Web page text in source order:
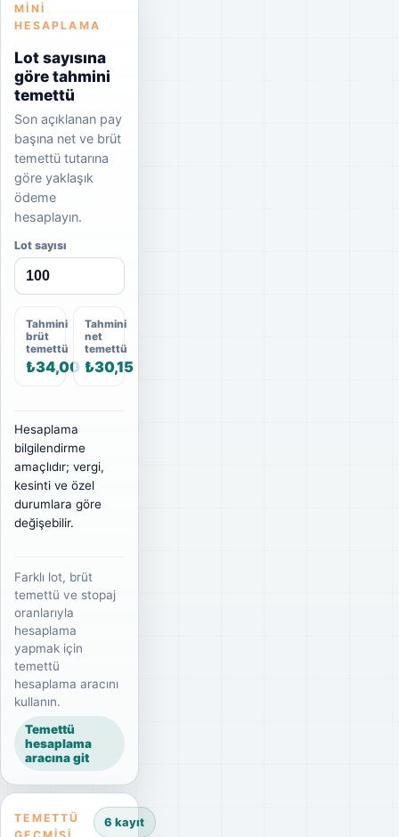
MINI
HESAPLAMA
Lot sayısına
göre tahmini
temettü
Son açıklanan pay
başına net ve brüt
temettü tutarına
göre yaklaşık
ödeme
hesaplayın.
Lot sayısı
Tahmini
brüt
temettü
₺34,00
Tahmini
net
temettü
₺30,15
Hesaplama
bilgilendirme
amaçlıdır; vergi,
kesinti ve özel
durumlara göre
değişebilir.
Farklı lot, brüt
temettü ve stopaj
oranlarıyla
hesaplama
yapmak için
temettü
hesaplama aracını
kullanın.
Temettü
hesaplama
aracına git
TEMETTÜ
6 kayıt